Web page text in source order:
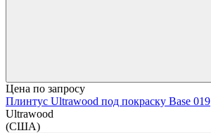
Цена по запросу
Плинтус Ultrawood под покраску Base 019
Ultrawood
(США)